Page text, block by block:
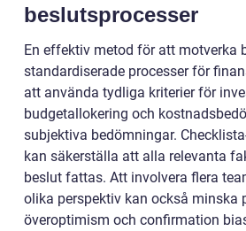
beslutsprocesser
En effektiv metod för att motverka
standardiserade processer för
att använda tydliga kriterier för
budgetallokering och
subjektiva bedömningar.
kan säkerställa att alla relevanta
beslut fattas. Att involvera flera
olika perspektiv kan också minska
överoptimism och confirmation